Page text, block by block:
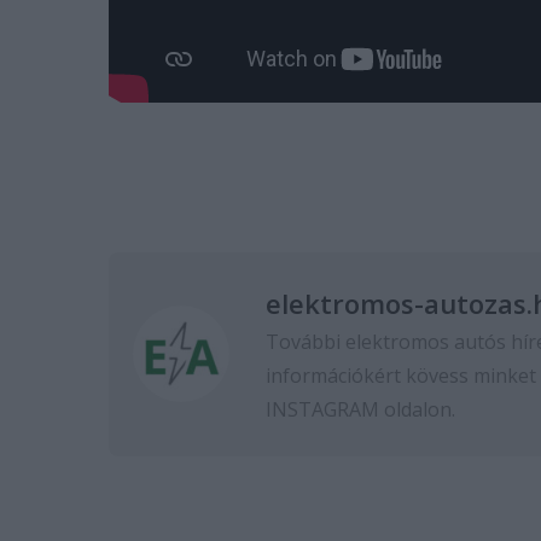
elektromos-
További elektromos autós
információkért kövess minket
INSTAGRAM oldalon.